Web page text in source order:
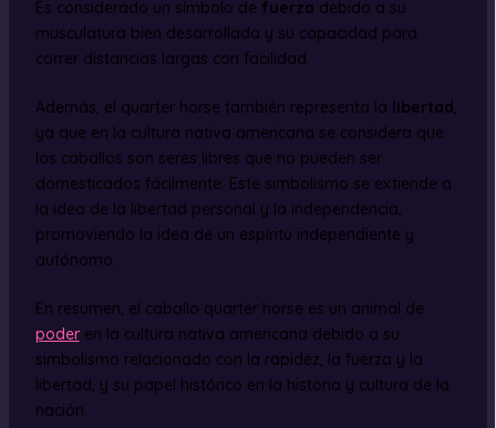
Es considerado un símbolo de fuerza debido a su
musculatura bien desarrollada y su capacidad para
correr distancias largas con facilidad.
Además, el quarter horse también representa la libertad,
ya que en la cultura nativa americana se considera que
los caballos son seres libres que no pueden ser
domesticados fácilmente. Este simbolismo se extiende a
la idea de la libertad personal y la independencia,
promoviendo la idea de un espíritu independiente y
autónomo.
En resumen, el caballo quarter horse es un animal de
poderen la cultura nativa americana debido a su
simbolismo relacionado con la rapidez, la fuerza y la
libertad, y su papel histórico en la historia y cultura de la
nación.